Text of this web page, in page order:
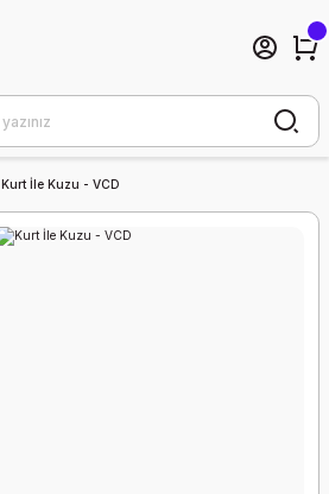
Kurt İle Kuzu - VCD